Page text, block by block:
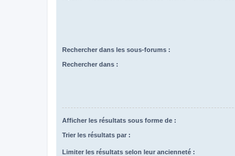
Rechercher dans les sous-forums :
Rechercher dans :
Afficher les résultats sous forme de :
Trier les résultats par :
Limiter les résultats selon leur ancienneté :